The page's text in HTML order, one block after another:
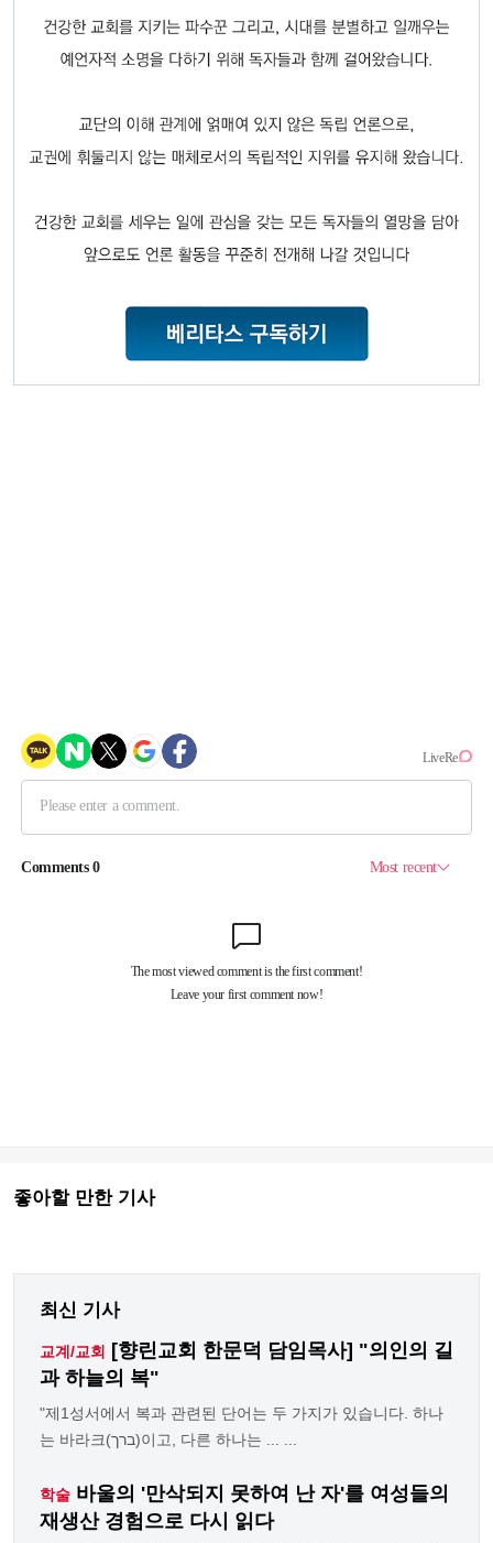
좋아할 만한 기사
최신 기사
교계/교회 [향린교회 한문덕 담임목사] "의인의 길
과 하늘의 복"
"제1성서에서 복과 관련된 단어는 두 가지가 있습니다. 하나
는 바라크(ברך)이고, 다른 하나는 ... ...
학술 바울의 '만삭되지 못하여 난 자'를 여성들의
재생산 경험으로 다시 읽다